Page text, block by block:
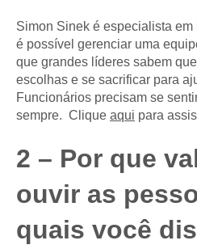
Simon Sinek é especialista
é possível gerenciar uma
que grandes líderes sabem
escolhas e se sacrificar para
Funcionários precisam se
sempre. Clique aqui para
2 – Por que
ouvir as
quais você